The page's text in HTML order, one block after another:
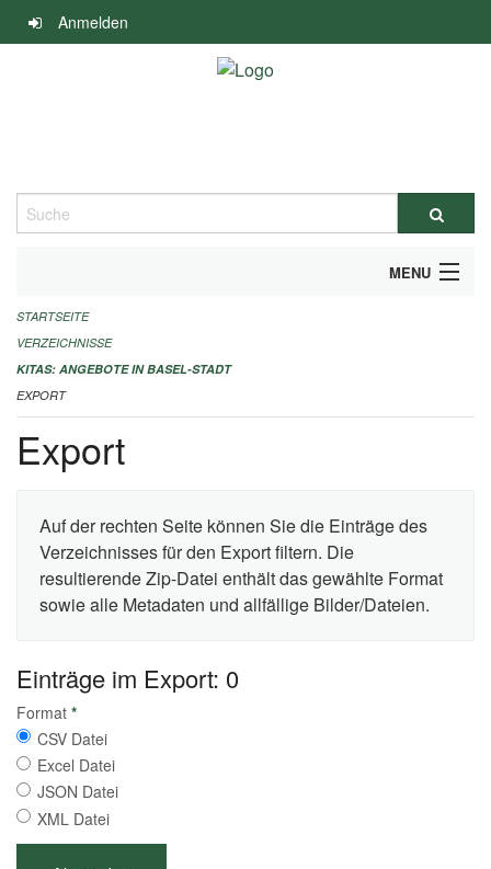
Navigation
überspringen
Anmelden
Suche
MENU
ALLGEMEINE INFORMATIONEN
IMPRESSUM
STARTSEITE
VERZEICHNISSE
KITAS: ANGEBOTE IN BASEL-STADT
EXPORT
Export
Auf der rechten Seite können Sie die Einträge des
Verzeichnisses für den Export filtern. Die
resultierende Zip-Datei enthält das gewählte Format
sowie alle Metadaten und allfällige Bilder/Dateien.
Einträge im Export: 0
Format *
CSV Datei
Excel Datei
JSON Datei
XML Datei